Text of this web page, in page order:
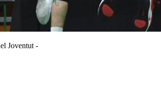
Joventut -